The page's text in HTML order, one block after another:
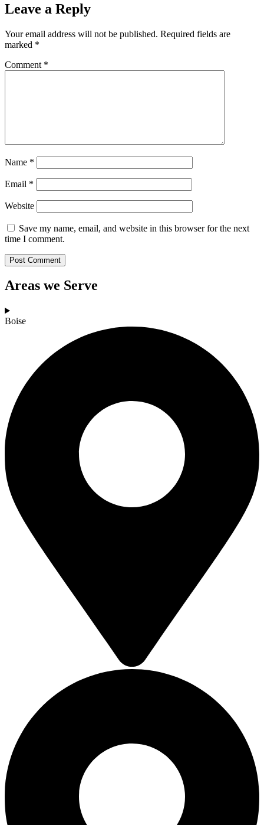
Leave a Reply
Your email address will not be published. Required fields are
marked *
Comment *
Name *
Email *
Website
Save my name, email, and website in this browser for the next
time I comment.
Areas we Serve
Boise